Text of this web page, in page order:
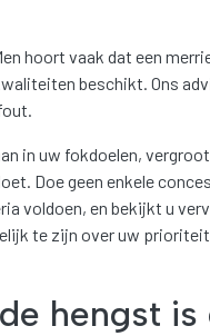
hoort vaak dat een
beschikt. Ons
in uw fokdoelen,
Doe geen enkele
voldoen, en bekijkt u
te zijn over uw
hengst is